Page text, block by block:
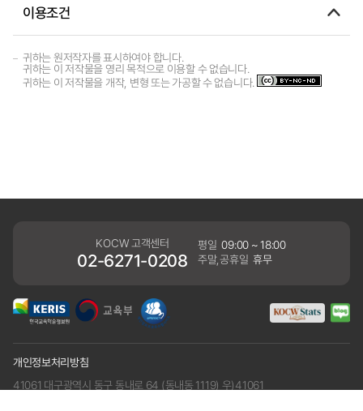
이용조건
귀하는 원저작자를 표시하여야 합니다.
귀하는 이 저작물을 영리 목적으로 이용할 수 없습니다.
귀하는 이 저작물을 개작, 변형 또는 가공할 수 없습니다.
KOCW 고객센터
02-6271-0208
평일 09:00 ~ 18:00
주말,공휴일 휴무
개인정보처리방침
41061 대구광역시 동구 동내로 64 (동내동 1119) 우)41061